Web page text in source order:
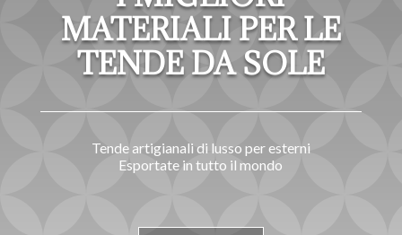
MATERIALI PER LE
TENDE DA SOLE
Tende artigianali di lusso per esterni
Esportate in tutto il mondo